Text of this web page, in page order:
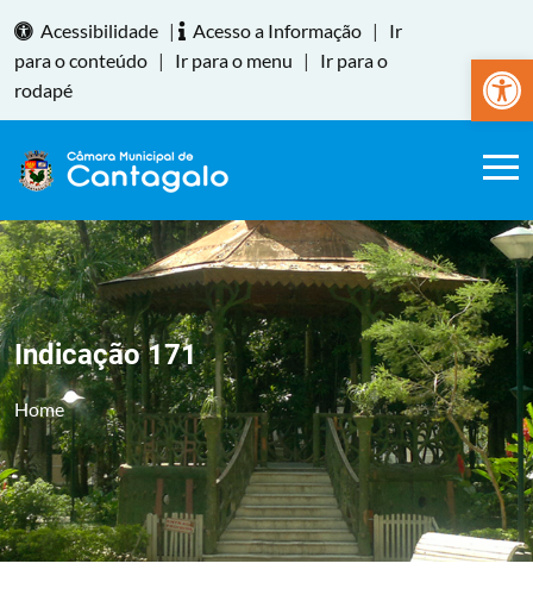
Abrir
Acessibilidade | Acesso a Informação |
Ir
para o conteúdo | Ir para o menu |
Ir para o
rodapé
Indicação 171
Home